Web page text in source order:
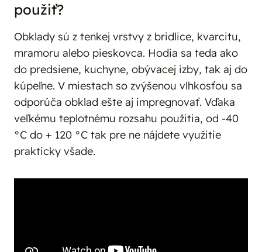
použiť?
Obklady sú z tenkej vrstvy z bridlice, kvarcitu,
mramoru alebo pieskovca. Hodia sa teda ako
do predsiene, kuchyne, obývacej izby, tak aj do
kúpeľne. V miestach so zvýšenou vlhkosťou sa
odporúča obklad ešte aj impregnovať. Vďaka
veľkému teplotnému rozsahu použitia, od -40
°C do + 120 °C tak pre ne nájdete využitie
prakticky všade.